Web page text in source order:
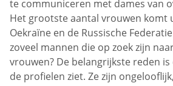
te communiceren met dames van
Het grootste aantal vrouwen komt
Oekraïne en de Russische
zoveel mannen die op zoek zijn
vrouwen? De belangrijkste reden
de profielen ziet. Ze zijn